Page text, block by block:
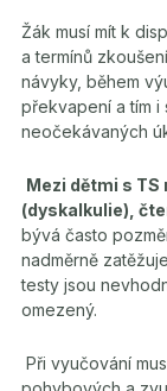
Žák musí mít k
a termínů
návyky, během
překvapení a tím i
neočekávaných
Mezi dětmi s
(dyskalkulie),
bývá často
nadměrně
testy jsou
omezený.
Při vyučování